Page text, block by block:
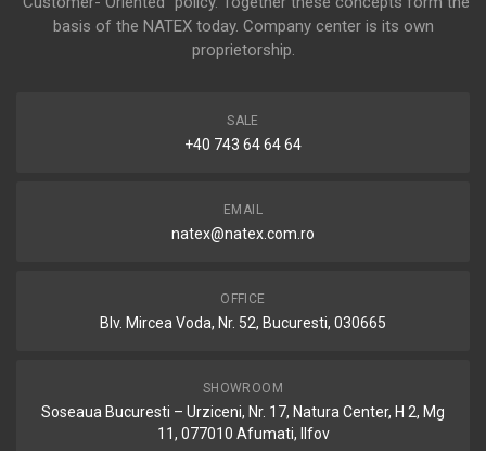
basis of the NATEX today. Company center is its own
proprietorship.
SALE
+40 743 64 64 64
EMAIL
natex@natex.com.ro
OFFICE
Blv. Mircea Voda, Nr. 52, Bucuresti, 030665
SHOWROOM
Soseaua Bucuresti – Urziceni, Nr. 17, Natura Center, H 2, Mg
11, 077010 Afumati, Ilfov